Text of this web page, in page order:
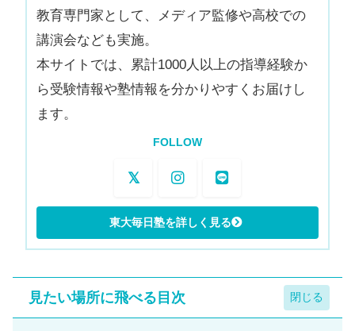
教育専門家として、メディア監修や高校での
講演会なども実施。
本サイトでは、累計1000人以上の指導経験か
ら受験情報や塾情報を分かりやすくお届けし
ます。
FOLLOW
見たい場所に飛べる目次